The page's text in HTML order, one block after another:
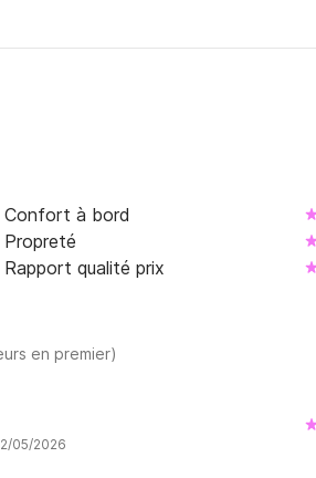
Confort à bord
Propreté
Rapport qualité prix
en premier)
05/2026